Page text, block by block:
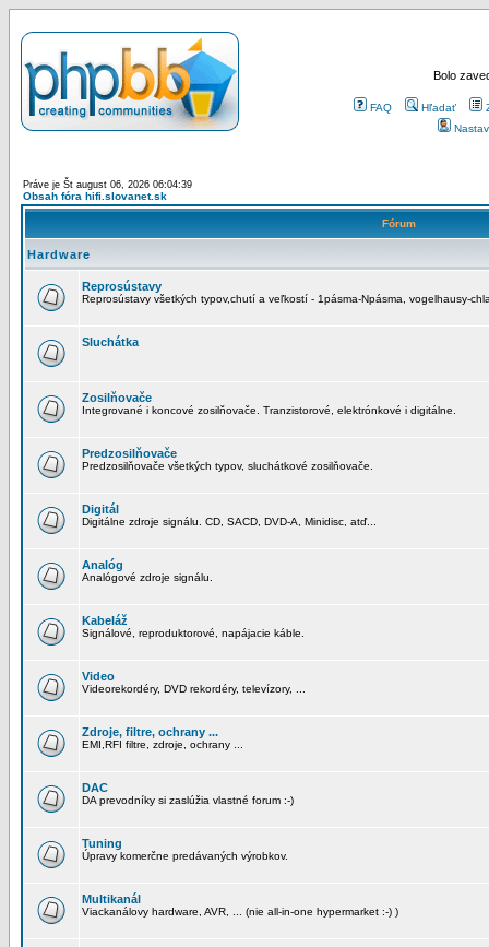
Bolo
FAQ Hľadať
Práve je Št august 06, 2026 06:04:39
Obsah fóra hifi.slovanet.sk
Fórum
Hardware
Reprosústavy
Reprosústavy všetkých typov,chutí a veľkostí - 1pásma-Npásma, vogelhausy-
Sluchátka
Zosilňovače
Integrované i koncové zosilňovače. Tranzistorové, elektrónkové i digitálne.
Predzosilňovače
Predzosilňovače všetkých typov, sluchátkové zosilňovače.
Digitál
Digitálne zdroje signálu. CD, SACD, DVD-A, Minidisc, atď...
Analóg
Analógové zdroje signálu.
Kabeláž
Signálové, reproduktorové, napájacie káble.
Video
Videorekordéry, DVD rekordéry, televízory, ...
Zdroje, filtre, ochrany ...
EMI,RFI filtre, zdroje, ochrany ...
DAC
DA prevodníky si zaslúžia vlastné forum :-)
Tuning
Úpravy komerčne predávaných výrobkov.
Multikanál
Viackanálovy hardware, AVR, ... (nie all-in-one hypermarket :-) )